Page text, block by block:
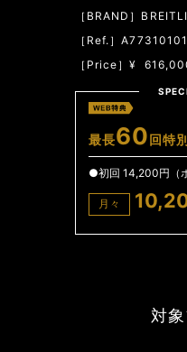
［BRAND］
［Ref.］
［Price］¥
最長60回特
●初回 14,200円（
月々
対